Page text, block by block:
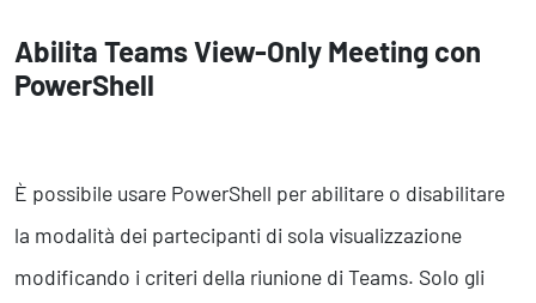
Abilita Teams View-Only Meeting con
PowerShell
È possibile usare PowerShell per abilitare o disabilitare
la modalità dei partecipanti di sola visualizzazione
modificando i criteri della riunione di Teams. Solo gli